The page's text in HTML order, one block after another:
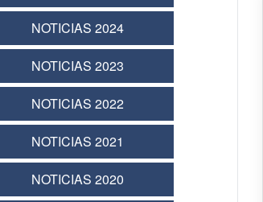
NOTICIAS 2024
NOTICIAS 2023
NOTICIAS 2022
NOTICIAS 2021
NOTICIAS 2020